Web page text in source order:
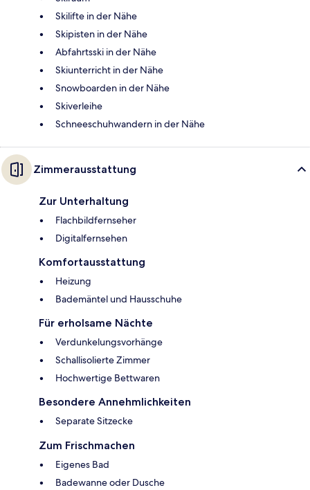
Skilifte in der Nähe
Skipisten in der Nähe
Abfahrtsski in der Nähe
Skiunterricht in der Nähe
Snowboarden in der Nähe
Skiverleihe
Schneeschuhwandern in der Nähe
Zimmerausstattung
Zur Unterhaltung
Flachbildfernseher
Digitalfernsehen
Komfortausstattung
Heizung
Bademäntel und Hausschuhe
Für erholsame Nächte
Verdunkelungsvorhänge
Schallisolierte Zimmer
Hochwertige Bettwaren
Besondere Annehmlichkeiten
Separate Sitzecke
Zum Frischmachen
Eigenes Bad
Badewanne oder Dusche